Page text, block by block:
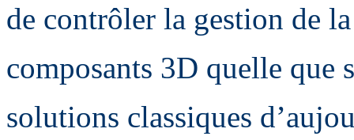
de contrôler la gestion de
composants 3D quelle que
solutions classiques